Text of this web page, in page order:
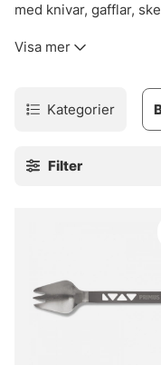
med knivar, gafflar,
eller fiskeryggsäcken.
Visa mer
Kategorier
Filter